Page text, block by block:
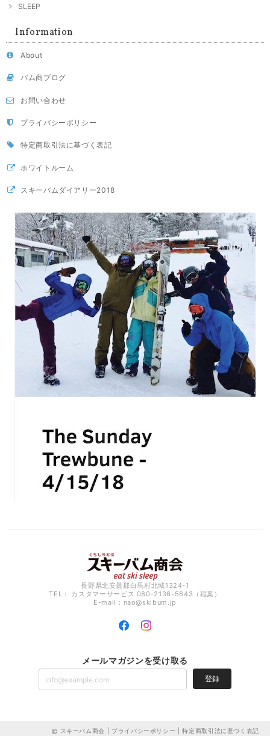
SLEEP
Information
About
バム商ブログ
お問い合わせ
プライバシーポリシー
特定商取引法に基づく表記
ホワイトルーム
スキーバムダイアリー2018
長野県北安曇郡白馬村北城1324-1
TEL： カスタマーサービス 080-2136-5643（稲葉）
E-mail： nao@skibum.jp
メールマガジンを受け取る
登録
スキーバム商会 | プライバシーポリシー |特定商取引法に基づく表記